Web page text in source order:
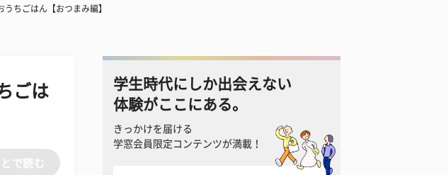
ちごはん【おつまみ編】
ごは
で読む
学生時代にしか出会えない
体験がここにある。
きっかけを届ける
学窓会員限定コンテンツが満載！